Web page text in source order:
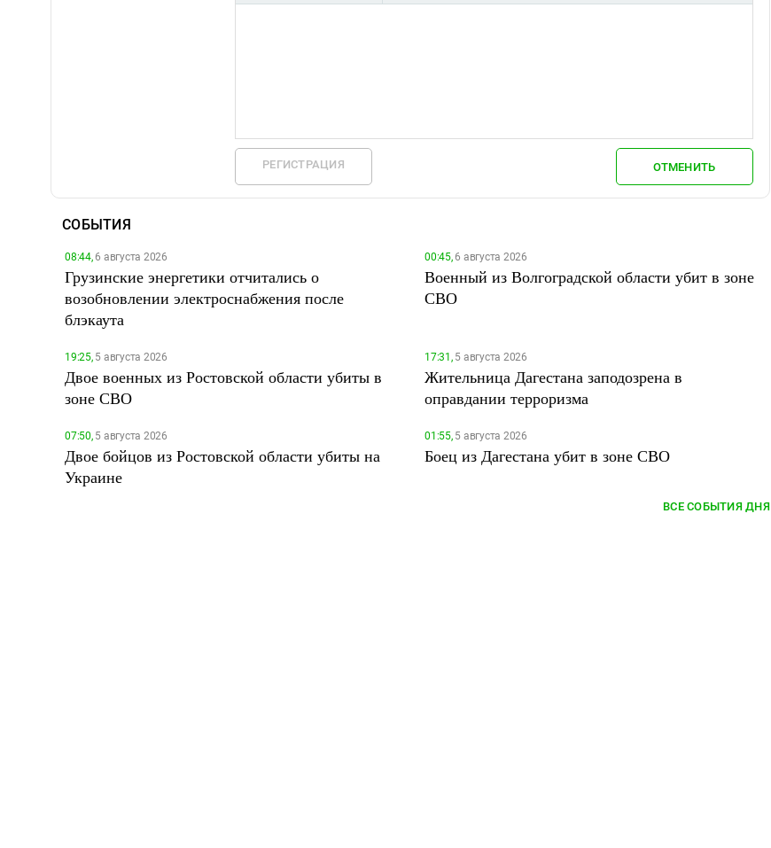
РЕГИСТРАЦИЯ ОТМЕНИТЬ
СОБЫТИЯ
08:44,6 августа 2026
Грузинские энергетики отчитались о
возобновлении электроснабжения после
блэкаута
00:45,6 августа 2026
Военный из Волгоградской области убит в зоне
СВО
19:25,5 августа 2026
Двое военных из Ростовской области убиты в
зоне СВО
17:31,5 августа 2026
Жительница Дагестана заподозрена в
оправдании терроризма
07:50,5 августа 2026
Двое бойцов из Ростовской области убиты на
Украине
01:55,5 августа 2026
Боец из Дагестана убит в зоне СВО
ВСЕ СОБЫТИЯ ДНЯ